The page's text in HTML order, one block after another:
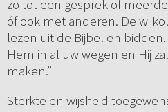
zo tot een gesprek of
óf ook met anderen. De
lezen uit de Bijbel en
Hem in al uw wegen en Hij
maken.”
Sterkte en wijsheid